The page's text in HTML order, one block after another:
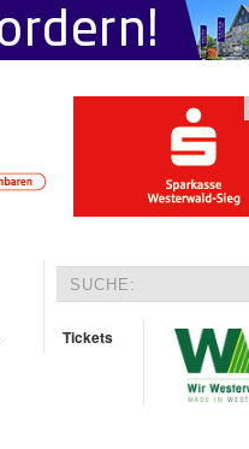
Tickets